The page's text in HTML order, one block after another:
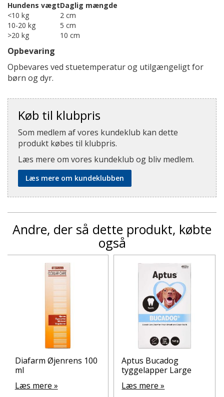
Hundens vægtDaglig mængde
<10 kg
2 cm
10-20 kg
5 cm
>20 kg
10 cm
Opbevaring
Opbevares ved stuetemperatur og utilgængeligt for
børn og dyr.
Køb til klubpris
Som medlem af vores kundeklub kan dette
produkt købes til klubpris.
Læs mere om vores kundeklub og bliv medlem.
Læs mere om kundeklubben
Andre, der så dette produkt, købte
også
Diafarm Øjenrens 100
ml
Læs mere »
Aptus Bucadog
tyggelapper Large
Læs mere »